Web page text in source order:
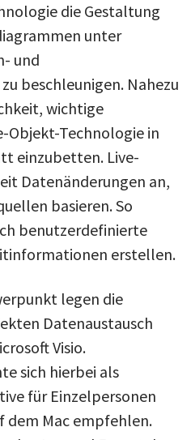
die Gestaltung
unter
und
beschleunigen. Nahezu
wichtige
Objekt-Technologie in
einzubetten. Live-
Datenänderungen an,
basieren. So
benutzerdefinierte
erstellen.
legen die
Datenaustausch
Visio.
sich hierbei als
für Einzelpersonen
dem Mac empfehlen.